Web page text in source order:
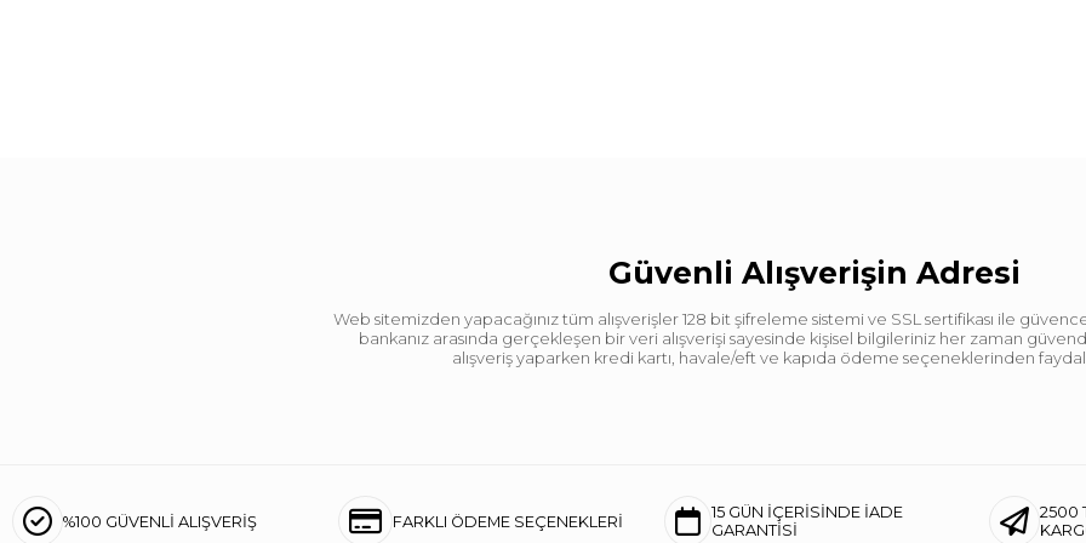
Güvenli Alışverişin Adresi
Web sitemizden yapacağınız tüm alışverişler 128 bit şifreleme sistemi ve SSL sertifikası ile
bankanız arasında gerçekleşen bir veri alışverişi sayesinde kişisel bilgileriniz her zaman
alışveriş yaparken kredi kartı, havale/eft ve kapıda ödeme seçeneklerinden
%100 GÜVENLİ ALIŞVERİŞ FARKLI ÖDEME SEÇENEKLERİ
15 GÜN İÇERİSİNDE İADE
GARANTİSİ
2500